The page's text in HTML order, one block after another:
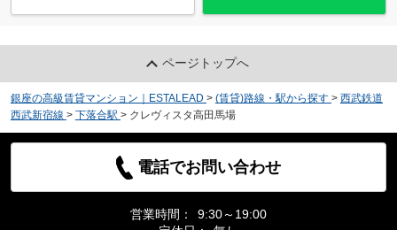
ページトップへ
銀座の高級賃貸マンション｜ESTALEAD > (賃貸)路線・駅から探す > 西武鉄道
西武新宿線 > 下落合駅 > クレヴィスタ高田馬場
電話でお問い合わせ
営業時間：
9:30～19:00